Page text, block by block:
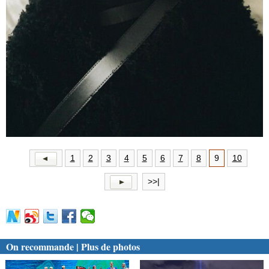
1 2 3 4 5 6 7 8 9 10
>>|
On recommande | Plus de photos